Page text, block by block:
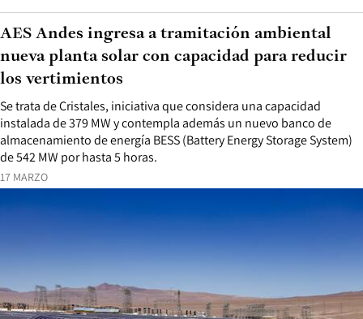
17 MARZO
Se trata de Cristales, iniciativa que considera una capacidad
instalada de 379 MW y contempla además un nuevo banco de
almacenamiento de energía BESS (Battery Energy Storage System)
de 542 MW por hasta 5 horas.
AES Andes ingresa a tramitación ambiental
nueva planta solar con capacidad para reducir
los vertimientos